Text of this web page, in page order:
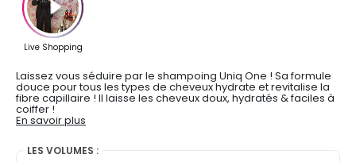
Laissez vous séduire par le shampoing Uniq One ! Sa formule
douce pour tous les types de cheveux hydrate et revitalise la
fibre capillaire ! Il laisse les cheveux doux, hydratés & faciles à
coiffer !
En savoir plus
LES VOLUMES :